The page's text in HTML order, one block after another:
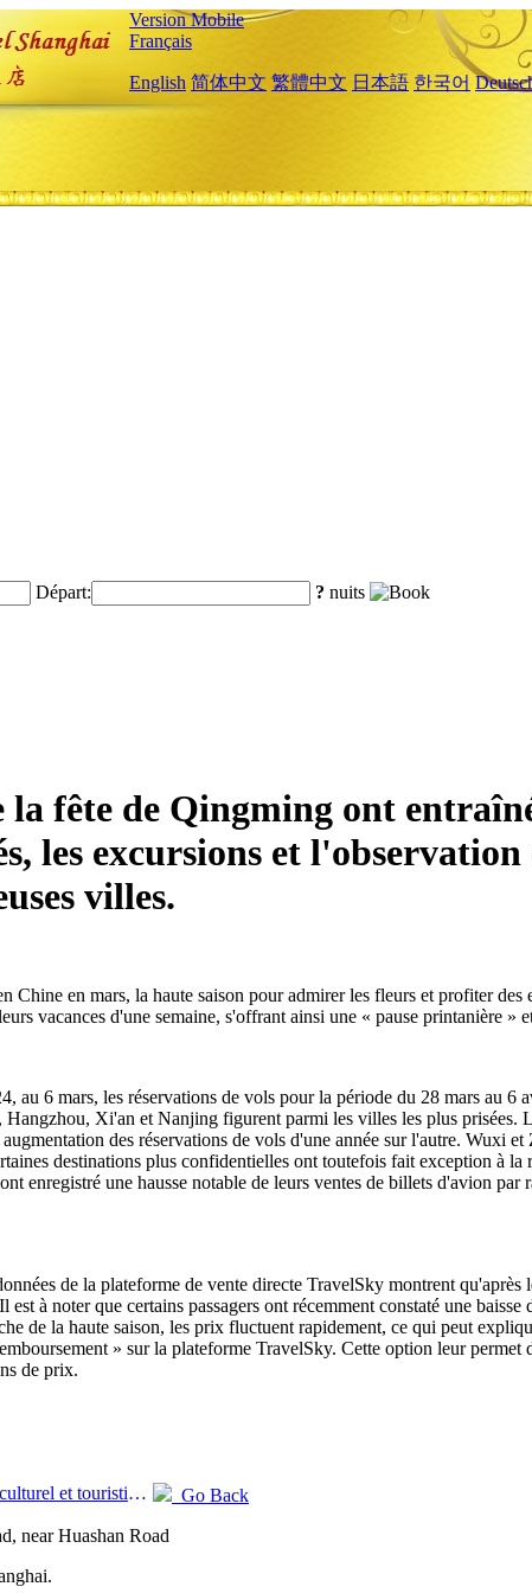
Version Mobile
Français
English 简体中文 繁體中文 日本語 한국어
Départ: ? nuits
la fête de Qingming ont
les excursions et
villes.
Chine en mars, la haute saison pour admirer les fleurs et profiter
vacances d'une semaine, s'offrant ainsi une « pause printanière »
au 6 mars, les réservations de vols pour la période du 28 mars au
Xi'an et Nanjing figurent parmi les villes les plus prisées.
des réservations de vols d'une année sur l'autre. Wuxi
destinations plus confidentielles ont toutefois fait exception à
enregistré une hausse notable de leurs ventes de billets d'avion
de la plateforme de vente directe TravelSky montrent
à noter que certains passagers ont récemment constaté une
de la haute saison, les prix fluctuent rapidement, ce qui peut
» sur la plateforme TravelSky. Cette option leur
de prix.
Prev:Le nouveau haut lieu culturel et touristique du quartier de Pinnacle Park à Pékin ouvrira officiellement ses portes cette année.
Go Back
near Huashan Road